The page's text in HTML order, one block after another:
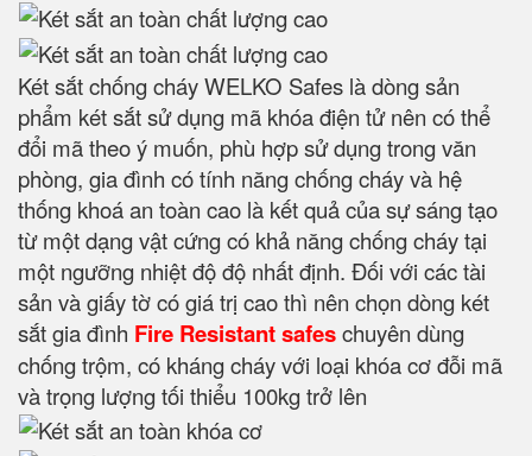
Két sắt chống cháy WELKO Safes là dòng sản
phẩm két sắt sử dụng mã khóa điện tử nên có thể
đổi mã theo ý muốn, phù hợp sử dụng trong văn
phòng, gia đình có tính năng chống cháy và hệ
thống khoá an toàn cao là kết quả của sự sáng tạo
từ một dạng vật cứng có khả năng chống cháy tại
một ngưỡng nhiệt độ độ nhất định. Đối với các tài
sản và giấy tờ có giá trị cao thì nên chọn dòng két
sắt gia đình Fire Resistant safeschuyên dùng
chống trộm, có kháng cháy với loại khóa cơ đỗi mã
và trọng lượng tối thiểu 100kg trở lên